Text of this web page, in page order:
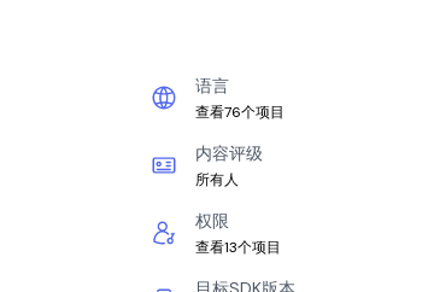
语言
查看76个项目
内容评级
所有人
权限
查看13个项目